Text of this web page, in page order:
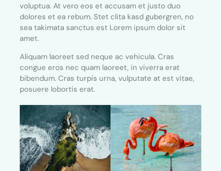
voluptua. At vero eos et accusam et justo duo
dolores et ea rebum. Stet clita kasd gubergren, no
sea takimata sanctus est Lorem ipsum dolor sit
amet.
Aliquam laoreet sed neque ac vehicula. Cras
congue eros nec quam laoreet, in viverra erat
bibendum. Cras turpis urna, vulputate at est vitae,
posuere lobortis erat.